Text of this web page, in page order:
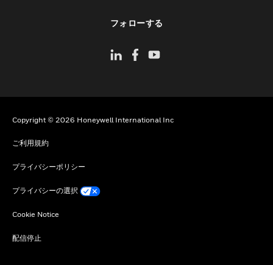
フォローする
Copyright © 2026 Honeywell International Inc
ご利用規約
プライバシーポリシー
プライバシーの選択
Cookie Notice
配信停止